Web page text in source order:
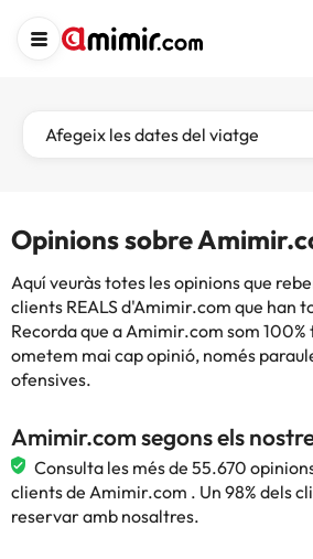
Afegeix les dates del viatge
Opinions sobre
Aquí veuràs totes les opinions que
clients REALS d'Amimir.com que han
Recorda que a Amimir.com som
ometem mai cap opinió, només
ofensives.
Amimir.com segons els
Consulta les més de 55.670
clients de Amimir.com . Un 98% dels
reservar amb nosaltres.